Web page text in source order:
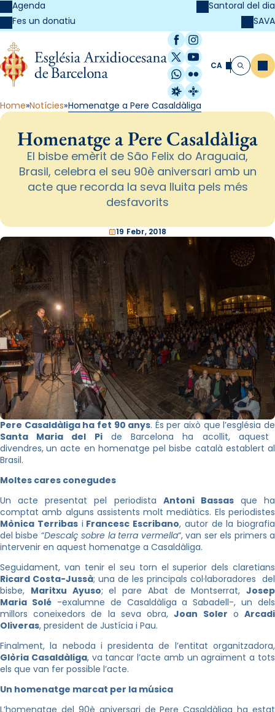
Agenda
Fes un donatiu
Santoral del dia
SAVA
Facebook
Instagram
X / Twitter
YouTube
WhatsApp
Flickr
Radio Estel
Catalunya
CA Cerca
Home Notícies Homenatge a Pere Casaldàliga
Homenatge a Pere Casaldàliga
El bisbe emèrit de São Felix do Araguaia,
Brasil, celebra el seu 90è aniversari amb un
acte que recorda la seva lluita pels més
desfavorits
19 Febr, 2018
Pere Casaldàliga ha fet 90 anys. És per això que l’església de
Santa Maria del Pide Barcelona ha acollit, aquest
divendres, un acte en homenatge pel bisbe català establert al
Brasil.
Moltes cares conegudes
Un acte presentat pel periodista Antoni Bassasque ha
comptat amb alguns assistents molt mediàtics. Els periodistes
Mònica Terribasi Francesc Escribano, autor de la biografia
del bisbe “Descalç sobre la terra vermella“, van ser els primers a
intervenir en aquest homenatge a Casaldàliga.
Seguidament, van tenir el seu torn el superior dels claretians
Ricard Costa-Jussà; una de les principals col·laboradores del
bisbe, Maritxu Ayuso; el pare Abat de Montserrat, Josep
Maria Solé-exalumne de Casaldàliga a Sabadell-, un dels
millors coneixedors de la seva obra,Joan Soler oArcadi
Oliveras, president de Justícia i Pau.
Finalment, la neboda i presidenta de l’entitat organitzadora,
Glòria Casaldàliga, va tancar l’acte amb un agraïment a tots
els que van fer possible l’acte.
Un homenatge marcat per la música
L’homenatge del 90è aniversari de Pere Casaldàliga ha estat